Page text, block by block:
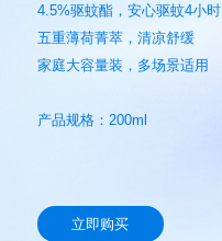
4.5%驱蚊酯，安心驱蚊4小时
五重薄荷菁萃，清凉舒缓
家庭大容量装，多场景适用
产品规格：200ml
立即购买